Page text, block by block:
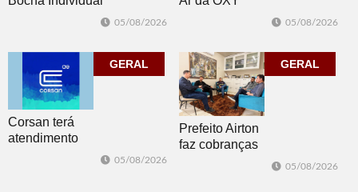
05/08/2026
Morro Reuter
05/08/2026
GERAL
Corsan terá
atendimento
05/08/2026
GERAL
Prefeito Airton
faz cobranças
sobre problemas
05/08/2026